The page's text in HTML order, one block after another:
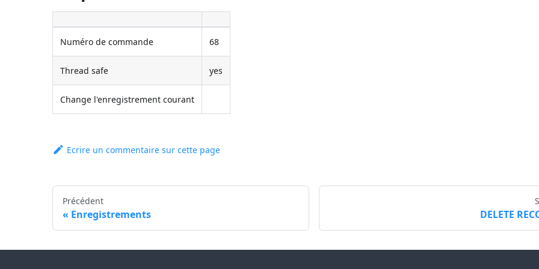
Numéro de commande 68
Thread safe yes
Change l'enregistrement courant
Ecrire un commentaire sur cette page
Précédent
Enregistrements DELETE